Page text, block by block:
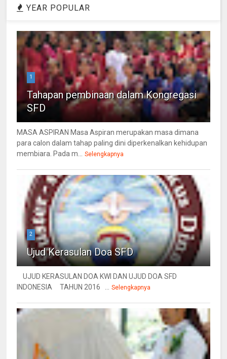
YEAR POPULAR
1
Tahapan pembinaan dalam Kongregasi
SFD
MASA ASPIRAN Masa Aspiran merupakan masa dimana
para calon dalam tahap paling dini diperkenalkan kehidupan
membiara. Pada m... Selengkapnya
2
Ujud Kerasulan Doa SFD
UJUD KERASULAN DOA KWI DAN UJUD DOA SFD
INDONESIA TAHUN 2016 ... Selengkapnya